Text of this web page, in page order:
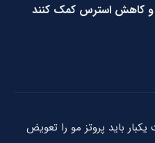
کاهش استرس کمک کنند
باید پروتز مو را تعویض